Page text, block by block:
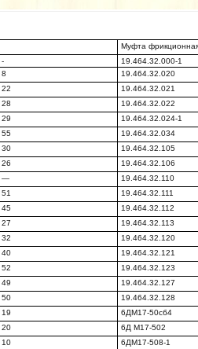
Муфта
-
19.464.32.000-1
8
19.464.32.020
22
19.464.32.021
28
19.464.32.022
29
19.464.32.024-1
55
19.464.32.034
30
19.464.32.105
26
19.464.32.106
—
19.464.32.110
51
19.464.32.111
45
19.464.32.112
27
19.464.32.113
32
19.464.32.120
40
19.464.32.121
52
19.464.32.123
49
19.464.32.127
50
19.464.32.128
19
6ДМ17-50сб4
20
6Д М17-502
10
6ДМ17-508-1